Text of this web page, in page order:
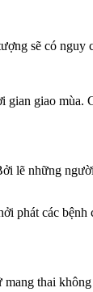
sẽ có nguy
giao
lẽ những
phát các
thai